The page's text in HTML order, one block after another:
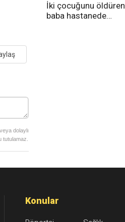
dolaylı
tutulamaz.
İki çocuğunu öldüren
baba hastanede
Konular